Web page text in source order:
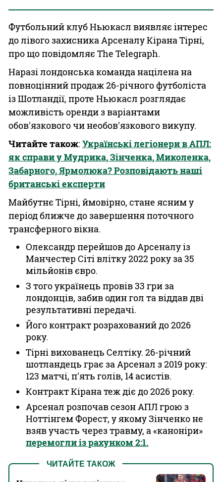
Футбольний клуб Ньюкасл виявляє інтерес
до лівого захисника Арсеналу Кірана Тірні,
про що повідомляє The Telegraph.
Наразі лондонська команда націлена на
повноцінний продаж 26-річного футболіста
із Шотландії, проте Ньюкасл розглядає
можливість оренди з варіантами
обов'язкового чи необов'язкового викупу.
Читайте також: Українські легіонери в АПЛ:
як справи у Мудрика, Зінченка, Миколенка,
Забарного, Ярмолюка? Розповідають наші
британські експерти
Майбутнє Тірні, ймовірно, стане ясним у
період ближче до завершення поточного
трансферного вікна.
Олександр перейшов до Арсеналу із
Манчестер Сіті влітку 2022 року за 35
мільйонів євро.
З того українець провів 33 гри за
лондонців, забив один гол та віддав дві
результативні передачі.
Його контракт розрахований до 2026
року.
Тірні вихованець Селтіку. 26-річний
шотландець грає за Арсенал з 2019 року:
123 матчі, п'ять голів, 14 асистів.
Контракт Кірана теж діє до 2026 року.
Арсенал розпочав сезон АПЛ грою з
Ноттінгем Форест, у якому Зінченко не
взяв участь через травму, а «каноніри»
перемогли із рахунком 2:1.
ЧИТАЙТЕ ТАКОЖ